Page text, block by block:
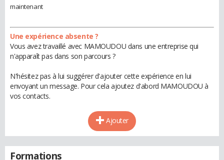
maintenant
Une expérience absente ?
Vous avez travaillé avec MAMOUDOU dans une entreprise qui
n'apparaît pas dans son parcours ?
N'hésitez pas à lui suggérer d'ajouter cette expérience en lui
envoyant un message. Pour cela ajoutez d'abord MAMOUDOU à
vos contacts.
Ajouter
Formations